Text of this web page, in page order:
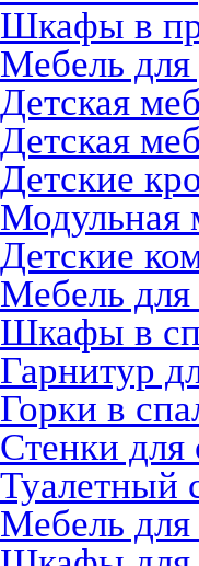
Шкафы в
Мебель для
Детская
Детская
Детские
Модульная
Детские
Мебель для
Шкафы в
Гарнитур
Горки в
Стенки для
Туалетный
Мебель